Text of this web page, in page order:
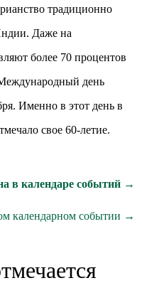
традиционно
Даже на
более 70 процентов
день
Именно в этот день в
свое 60-летие.
в календаре событий →
календарном событии →